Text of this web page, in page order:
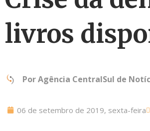
livros
PorAgência CentralSul de
06 de setembro de 2019, sexta-feira